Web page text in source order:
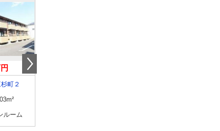
町２
ルーム